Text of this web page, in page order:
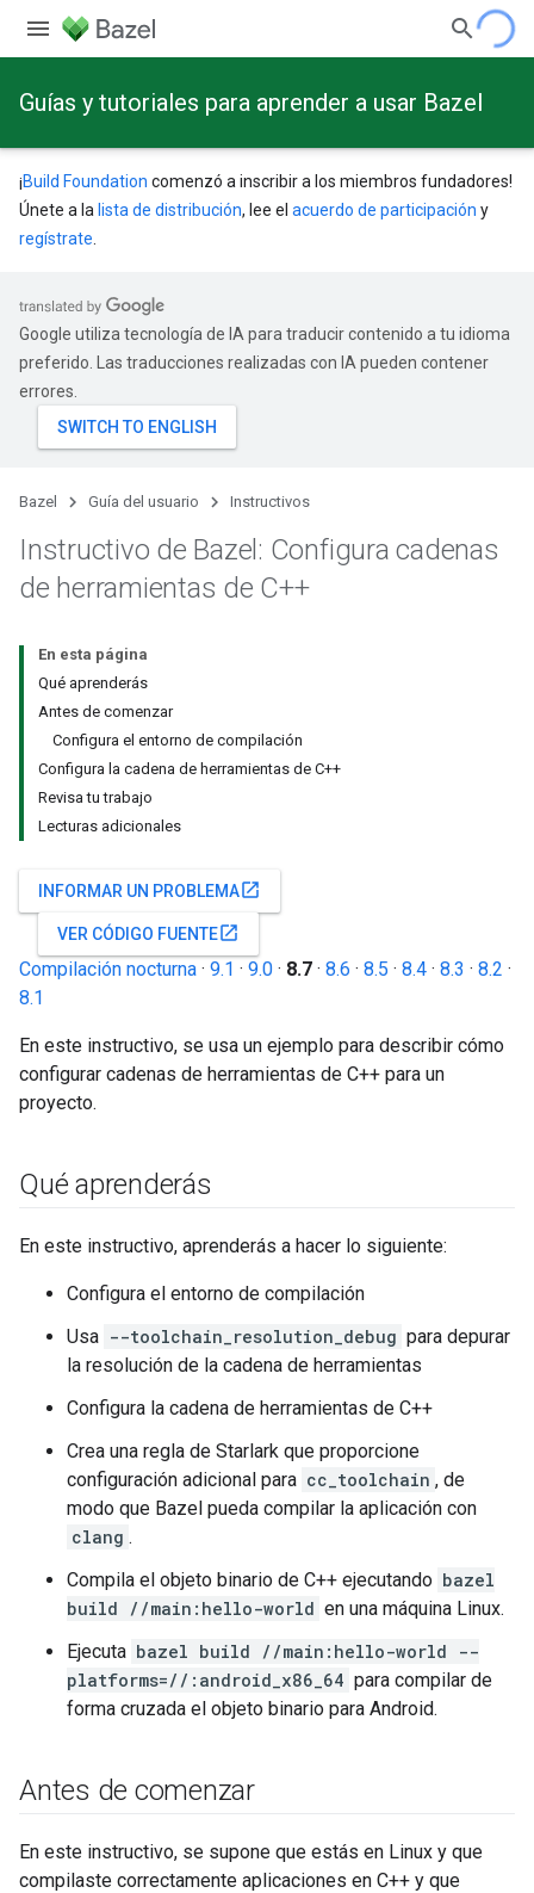
Guías y tutoriales para aprender a usar Bazel
¡Build Foundation comenzó a inscribir a los miembros fundadores!
Únete a la lista de distribución, lee el acuerdo de participación y
regístrate
Google utiliza tecnología de IA para traducir contenido a tu idioma
preferido. Las traducciones realizadas con IA pueden contener
errores.
Bazel Guía del usuario Instructivos
Instructivo de Bazel: Configura cadenas
de herramientas de C++
En esta página
Qué aprenderás
Antes de comenzar
Configura el entorno de compilación
Configura la cadena de herramientas de C++
Revisa tu trabajo
Lecturas adicionales
INFORMAR UN PROBLEMAopen_in_new
VER CÓDIGO FUENTEopen_in_new
Compilación nocturna · 9.1 · 9.0 · 8.7 · 8.6 · 8.5 · 8.4 · 8.3 · 8.2 ·
8.1
En este instructivo, se usa un ejemplo para describir cómo
configurar cadenas de herramientas de C++ para un
proyecto.
Qué aprenderás
En este instructivo, aprenderás a hacer lo siguiente:
Configura el entorno de compilación
Usa --toolchain_resolution_debug para depurar
la resolución de la cadena de herramientas
Configura la cadena de herramientas de C++
Crea una regla de Starlark que proporcione
configuración adicional para cc_toolchain , de
modo que Bazel pueda compilar la aplicación con
clang .
Compila el objeto binario de C++ ejecutando bazel
build //main:hello-world en una máquina Linux.
Ejecuta bazel build //main:hello-world --
platforms=//:android_x86_64 para compilar de
forma cruzada el objeto binario para Android.
Antes de comenzar
En este instructivo, se supone que estás en Linux y que
compilaste correctamente aplicaciones en C++ y que